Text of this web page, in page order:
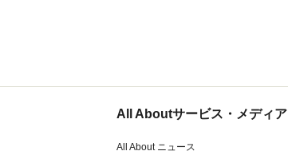
All Aboutサービス・メディア
All About ニュース